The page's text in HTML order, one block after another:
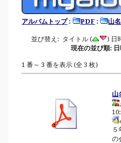
アルバムトップ: PDF : 山
並び替え: タイトル ( ) 日
現在の並び順:
1 番～ 3 番を表示 (全 3 枚)
山
の